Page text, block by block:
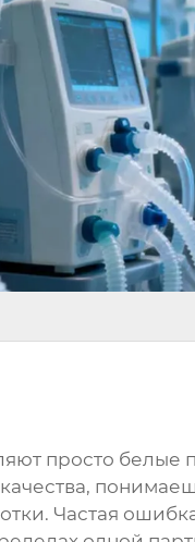
просто белые
Частая